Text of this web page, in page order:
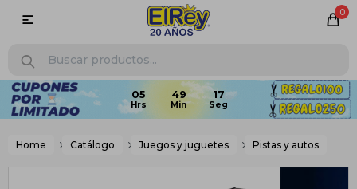
0

05 49 16
Home Catálogo Juegos y juguetes Pistas y autos